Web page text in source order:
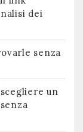
dei
senza
un